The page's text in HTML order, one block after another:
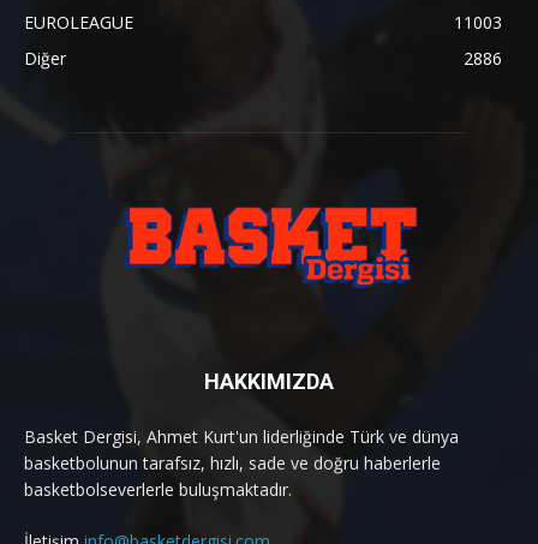
EUROLEAGUE
11003
Diğer
2886
HAKKIMIZDA
Basket Dergisi, Ahmet Kurt'un liderliğinde Türk ve dünya
basketbolunun tarafsız, hızlı, sade ve doğru haberlerle
basketbolseverlerle buluşmaktadır.